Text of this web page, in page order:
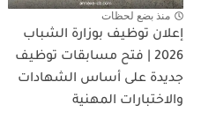
منذ بضع لحظات
إعلان توظيف بوزارة الشباب
2026 | فتح مسابقات توظيف
جديدة على أساس الشهادات
والاختبارات المهنية